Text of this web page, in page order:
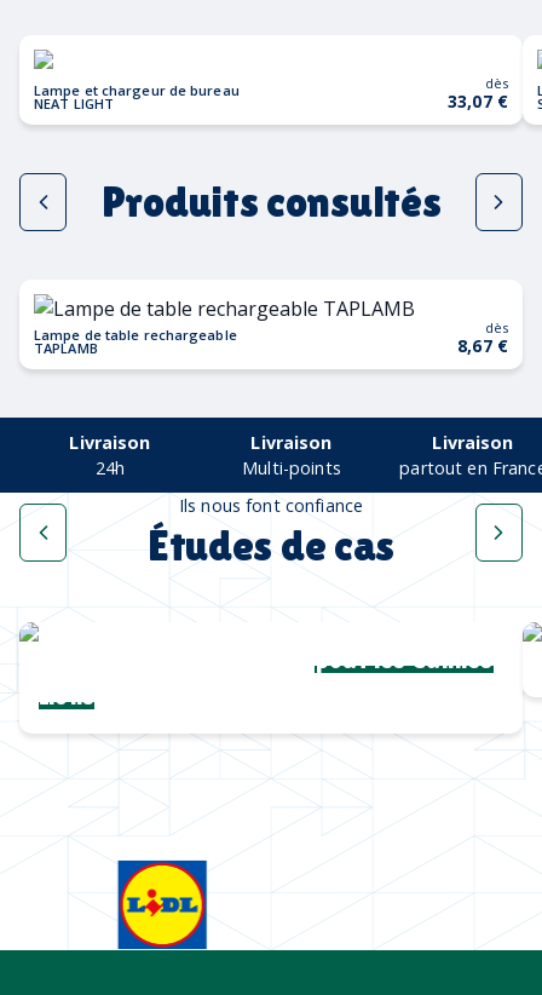
Lampe et chargeur de bureau
NEAT LIGHT
dès
33,07 €
Produits consultés
Lampe de table rechargeable
TAPLAMB
dès
8,67 €
Livraison
24h
Livraison
Multi-points
Livraison
partout en
Ils nous font confiance
Études de cas
Une collection complètepour les Cannes
Lions